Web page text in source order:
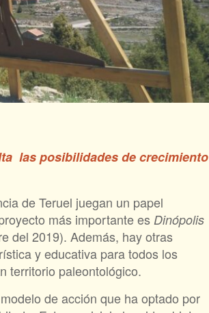
las posibilidades de crecimiento
de Teruel juegan un papel
más importante es Dinópolis
del 2019). Además, hay otras
y educativa para todos los
territorio paleontológico.
de acción que ha optado por